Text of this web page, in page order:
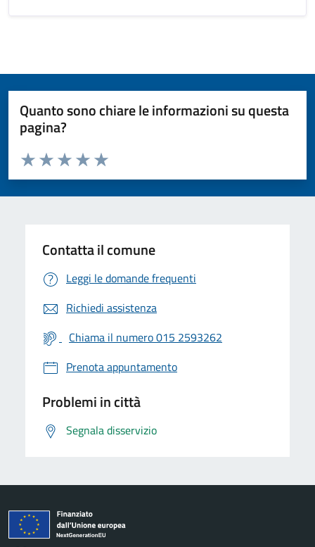
Quanto sono chiare le informazioni su questa
pagina?
Valuta da 1 a 5 stelle la pagina
Valuta 5 stelle su 5
Valuta 4 stelle su 5
Valuta 3 stelle su 5
Valuta 2 stelle su 5
Valuta 1 stelle su 5
Contatta il comune
Leggi le domande frequenti
Richiedi assistenza
Chiama il numero 015 2593262
Prenota appuntamento
Problemi in città
Segnala disservizio